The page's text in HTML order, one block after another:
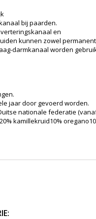
bij paarden.
en
kunnen zowel
darmkanaal worden
jaar door gevoerd worden.
nationale federatie (vanaf
kamillekruid10%